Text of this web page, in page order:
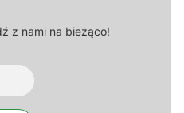
z nami na bieżąco!